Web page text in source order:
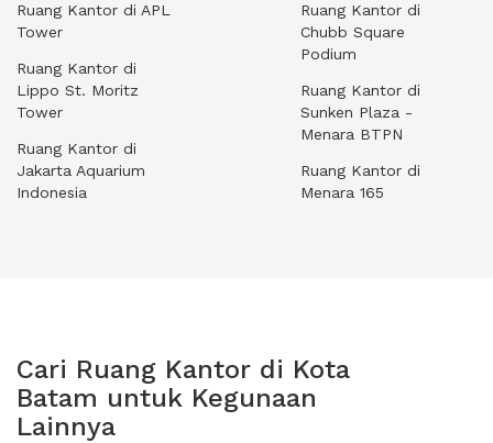
Ruang Kantor di APL
Tower
Ruang Kantor di
Lippo St. Moritz
Tower
Ruang Kantor di
Jakarta Aquarium
Indonesia
Ruang Kantor di
Chubb Square
Podium
Ruang Kantor di
Sunken Plaza -
Menara BTPN
Ruang Kantor di
Menara 165
Cari Ruang Kantor di Kota
Batam untuk Kegunaan
Lainnya